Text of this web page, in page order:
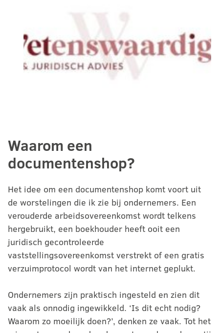
Waarom een
documentenshop?
Het idee om een documentenshop komt voort uit
de worstelingen die ik zie bij ondernemers. Een
verouderde arbeidsovereenkomst wordt telkens
hergebruikt, een boekhouder heeft ooit een
juridisch gecontroleerde
vaststellingsovereenkomst verstrekt of een gratis
verzuimprotocol wordt van het internet geplukt.
Ondernemers zijn praktisch ingesteld en zien dit
vaak als onnodig ingewikkeld. ‘Is dit echt nodig?
Waarom zo moeilijk doen?’, denken ze vaak. Tot het